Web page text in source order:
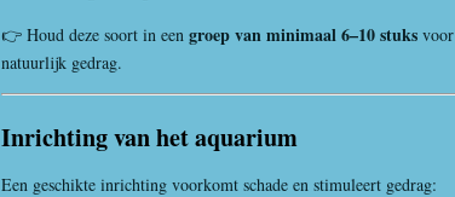
👉 Houd deze soort in een groep van minimaal 6–10 stuks voor
natuurlijk gedrag.
Inrichting van het aquarium
Een geschikte inrichting voorkomt schade en stimuleert gedrag: